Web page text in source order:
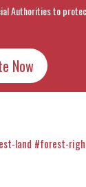
Authorities to
Now
land #forest-